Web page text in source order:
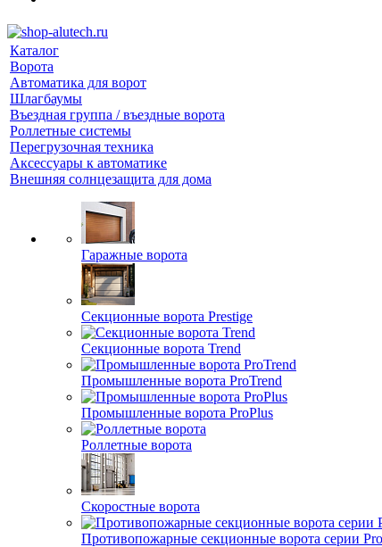
Каталог
Ворота
Автоматика для ворот
Шлагбаумы
Въездная группа / въездные ворота
Роллетные системы
Перегрузочная техника
Аксессуары к автоматике
Внешняя солнцезащита для дома
Гаражные ворота
Секционные ворота Prestige
Секционные ворота Trend
Промышленные ворота ProTrend
Промышленные ворота ProPlus
Роллетные ворота
Скоростные ворота
Противопожарные секционные ворота серии